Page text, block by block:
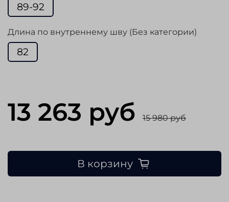
89-92
Длина по внутреннему шву (Без категории)
82
13 263 руб 15 980 руб
В корзину